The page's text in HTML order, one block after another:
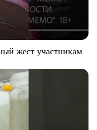
жест участникам